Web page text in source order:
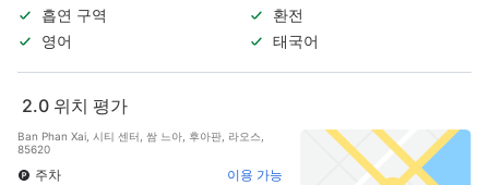
흡연 구역
환전
영어
태국어
2.0 위치 평가
Ban Phan Xai, 시티 센터, 쌈 느아, 후아판, 라오스,
85620
주차
이용 가능